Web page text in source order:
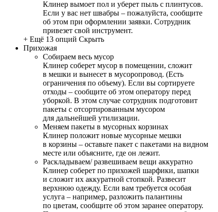
Клинер вымоет пол и уберет пыль с плинтусов.
Если у вас нет швабры – пожалуйста, сообщите
об этом при оформлении заявки. Сотрудник
привезет свой инструмент.
+ Ещё 13 опций Скрыть
Прихожая
Собираем весь мусор
Клинер соберет мусор в помещении, сложит
в мешки и вынесет в мусоропровод. (Есть
ограничения по объему). Если вы сортируете
отходы – сообщите об этом оператору перед
уборкой. В этом случае сотрудник подготовит
пакеты с отсортированным мусором
для дальнейшей утилизации.
Меняем пакеты в мусорных корзинах
Клинер положит новые мусорные мешки
в корзины – оставьте пакет с пакетами на видном
месте или объясните, где он лежит.
Раскладываем/ развешиваем вещи аккуратно
Клинер соберет по прихожей шарфики, шапки
и сложит их аккуратной стопкой. Развесит
верхнюю одежду. Если вам требуется особая
услуга – например, разложить палантины
по цветам, сообщите об этом заранее оператору.